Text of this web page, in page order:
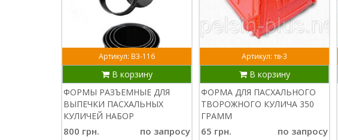
Артикул: В3-116
В корзину
ФОРМЫ РАЗЪЕМНЫЕ ДЛЯ
ВЫПЕЧКИ ПАСХАЛЬНЫХ
КУЛИЧЕЙ НАБОР
800 грн. по запросу
Артикул: тв-3
В корзину
ФОРМА ДЛЯ ПАСХАЛЬНОГО
ТВОРОЖНОГО КУЛИЧА 350
ГРАММ
65 грн. по запросу